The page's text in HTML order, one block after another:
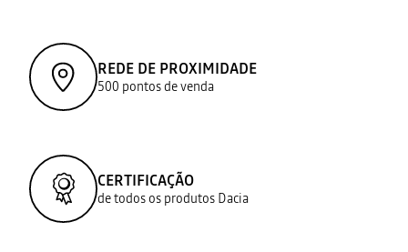
REDE DE PROXIMIDADE
500 pontos de venda
CERTIFICAÇÃO
de todos os produtos Dacia